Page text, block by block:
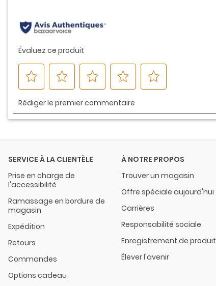
SERVICE À LA CLIENTÈLE
Prise en charge de
l'accessibilité
Ramassage en bordure de
magasin
Expédition
Retours
Commandes
Options cadeau
À NOTRE PROPOS
Trouver un magasin
Offre spéciale aujourd'hui
Carrières
Responsabilité sociale
Enregistrement de produit
Élever l'avenir